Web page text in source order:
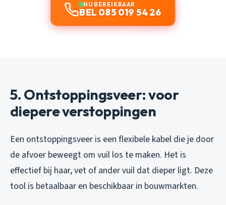
NU BEREIKBAAR
BEL 085 019 54 26
5. Ontstoppingsveer: voor
diepere verstoppingen
Een ontstoppingsveer is een flexibele kabel die je door
de afvoer beweegt om vuil los te maken. Het is
effectief bij haar, vet of ander vuil dat dieper ligt. Deze
tool is betaalbaar en beschikbaar in bouwmarkten.